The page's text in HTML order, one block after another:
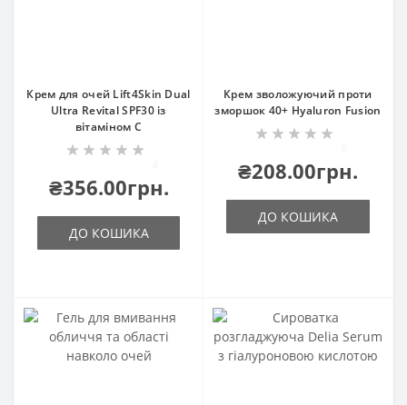
Крем для очей Lift4Skin Dual
Ultra Revital SPF30 із
вітаміном С
₴356.00грн.
ДО КОШИКА
Крем зволожуючий проти
зморшок 40+ Hyaluron Fusion
₴208.00грн.
ДО КОШИКА